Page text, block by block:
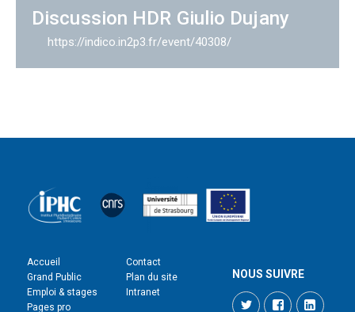
Discussion HDR Giulio Dujany
https://indico.in2p3.fr/event/40308/
Accueil
Grand Public
Emploi & stages
Pages pro
Contact
Plan du site
Intranet
NOUS SUIVRE
TwitterFacebook